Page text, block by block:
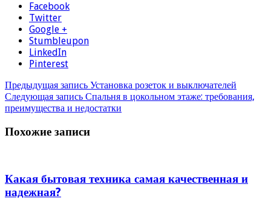
Facebook
Twitter
Google +
Stumbleupon
LinkedIn
Pinterest
Предыдущая запись Установка розеток и выключателей
Следующая запись Спальня в цокольном этаже: требования,
преимущества и недостатки
Похожие записи
Какая бытовая техника самая качественная и
надежная?